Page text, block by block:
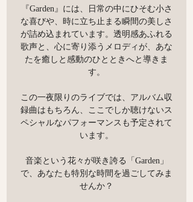
『Garden』には、日常の中にひそむ小さ
な喜びや、時に立ち止まる瞬間の美しさ
が詰め込まれています。透明感あふれる
歌声と、心に寄り添うメロディが、あな
たを癒しと感動のひとときへと導きま
す。
この一夜限りのライブでは、アルバム収
録曲はもちろん、ここでしか聴けないス
ペシャルなパフォーマンスも予定されて
います。
音楽という花々が咲き誇る「Garden」
で、あなたも特別な時間を過ごしてみま
せんか？